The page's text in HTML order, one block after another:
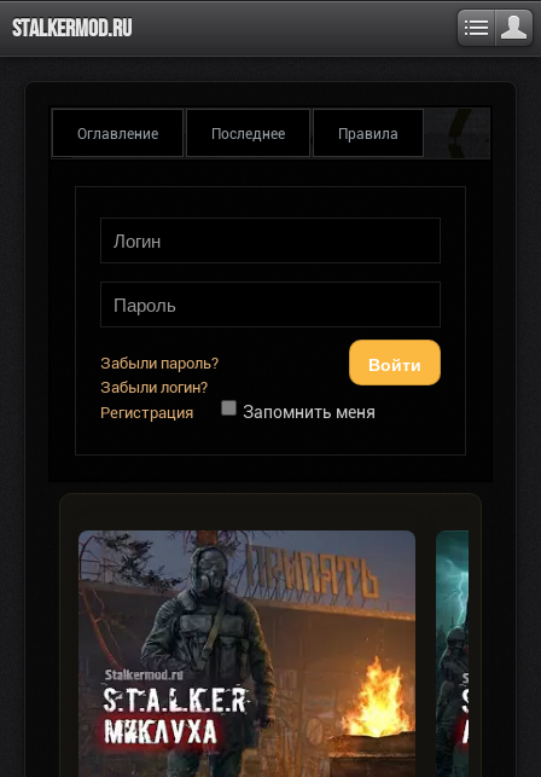
Stalkermod.ru
Оглавление Последнее Правила
Войти
Забыли пароль?
Забыли логин?
Регистрация
Запомнить меня